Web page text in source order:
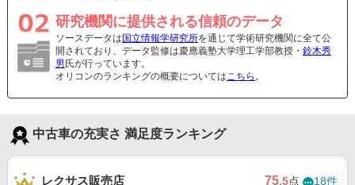
研究機関に提供される信頼のデータ
ソースデータは 国立情報学研究所を通じて学術研究機関に全て公
開されており、データ監修は慶應義塾大学理工学部教授・ 鈴木秀
男 氏が行っています。
オリコンのランキングの概要についてはこちら 。
中古車の充実さ 満足度ランキング
レクサス販売店 75.5点 18件